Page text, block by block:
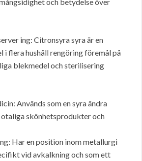
ing: Citronsyra syra är en
i flera hushåll rengöring föremål på
blekmedel och sterilisering
Används som en syra ändra
skönhetsprodukter och
Har en position inom metallurgi
vid avkalkning och som ett